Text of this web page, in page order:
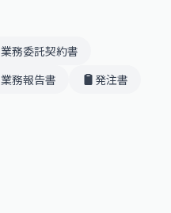
業務委託契約書
業務報告書
発注書